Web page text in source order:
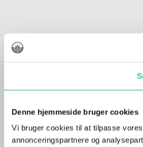
Denne hjemmeside bruger cookies
Vi bruger cookies til at tilpasse
annonceringspartnere og